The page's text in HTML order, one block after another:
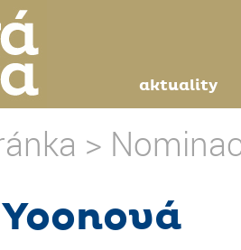
aktuality
>